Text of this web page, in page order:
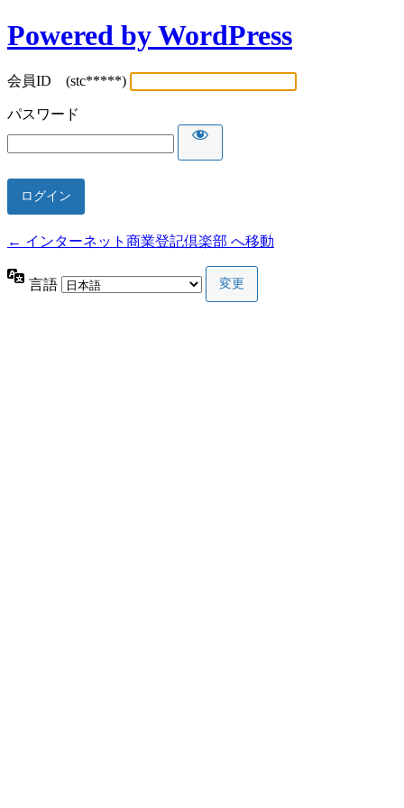
Powered by WordPress
会員ID (stc*****)
パスワード
← インターネット商業登記倶楽部 へ移動
言語